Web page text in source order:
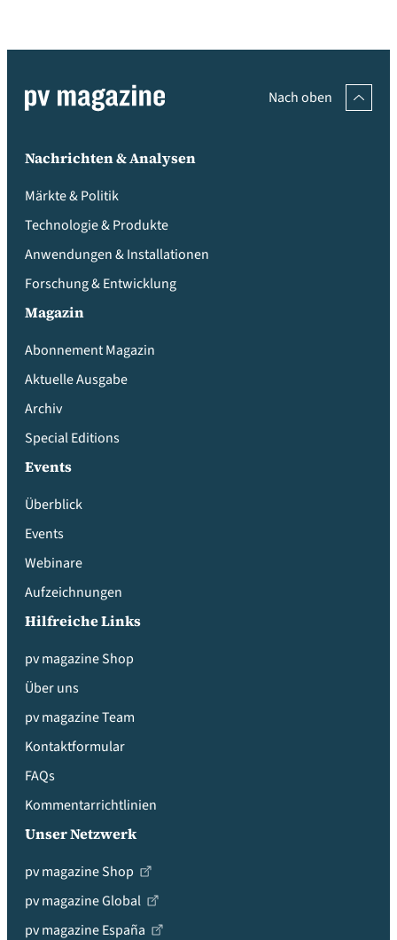
Nach oben
Nachrichten & Analysen
Märkte & Politik
Technologie & Produkte
Anwendungen & Installationen
Forschung & Entwicklung
Magazin
Abonnement Magazin
Aktuelle Ausgabe
Archiv
Special Editions
Events
Überblick
Events
Webinare
Aufzeichnungen
Hilfreiche Links
pv magazine Shop
Über uns
pv magazine Team
Kontaktformular
FAQs
Kommentarrichtlinien
Unser Netzwerk
pv magazine Shop
pv magazine Global
pv magazine España